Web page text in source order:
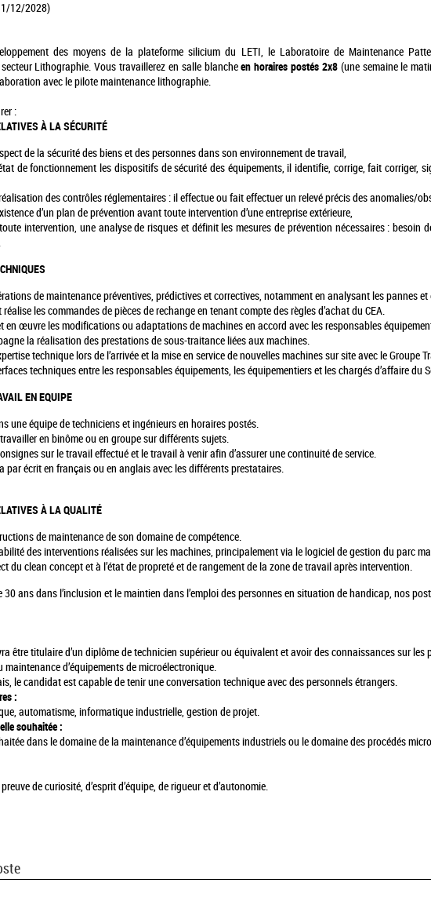
12/2028)
des moyens de la plateforme silicium du LETI, le Laboratoire de Maintenance
Lithographie. Vous travaillerez en salle blancheen horaires postés 2x8(une semaine le
avec le pilote maintenance lithographie.
:
À LA SÉCURITÉ
de la sécurité des biens et des personnes dans son environnement de travail,
de fonctionnement les dispositifs de sécurité des équipements, il identifie, corrige, fait corriger,
des contrôles réglementaires : il effectue ou fait effectuer un relevé précis des anomalies/
d’un plan de prévention avant toute intervention d’une entreprise extérieure,
intervention, une analyse de risques et définit les mesures de prévention nécessaires : besoin
de maintenance préventives, prédictives et correctives, notamment en analysant les pannes
les commandes de pièces de rechange en tenant compte des règles d’achat du CEA.
en œuvre les modifications ou adaptations de machines en accord avec les responsables
la réalisation des prestations de sous-traitance liées aux machines.
technique lors de l’arrivée et la mise en service de nouvelles machines sur site avec le Groupe
techniques entre les responsables équipements, les équipementiers et les chargés d’affaire du
EN EQUIPE
une équipe de techniciens et ingénieurs en horaires postés.
en binôme ou en groupe sur différents sujets.
sur le travail effectué et le travail à venir afin d’assurer une continuité de service.
par écrit en français ou en anglais avec les différents prestataires.
À LA QUALITÉ
de maintenance de son domaine de compétence.
des interventions réalisées sur les machines, principalement via le logiciel de gestion du parc
du clean concept et à l’état de propreté et de rangement de la zone de travail après intervention.
30 ans dans l’inclusion et le maintien dans l’emploi des personnes en situation de handicap, nos
être titulaire d’un diplôme de technicien supérieur ou équivalent et avoir des connaissances sur les
d’équipements de microélectronique.
le candidat est capable de tenir une conversation technique avec des personnels étrangers.
:
automatisme, informatique industrielle, gestion de projet.
souhaitée :
dans le domaine de la maintenance d’équipements industriels ou le domaine des procédés
de curiosité, d’esprit d’équipe, de rigueur et d’autonomie.